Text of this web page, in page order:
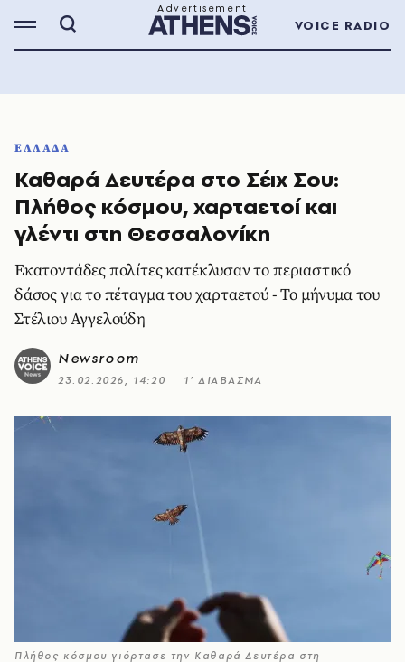
VOICE RADIO
ΕΛΛΑΔΑ
Καθαρά Δευτέρα στο Σέιχ Σου:
Πλήθος κόσμου, χαρταετοί και
γλέντι στη Θεσσαλονίκη
Εκατοντάδες πολίτες κατέκλυσαν το περιαστικό
δάσος για το πέταγμα του χαρταετού - Το μήνυμα του
Στέλιου Αγγελούδη
Newsroom
23.02.2026, 14:20 1’ ΔΙΑΒΑΣΜΑ
Πλήθος κόσμου γιόρτασε την Καθαρά Δευτέρα στη